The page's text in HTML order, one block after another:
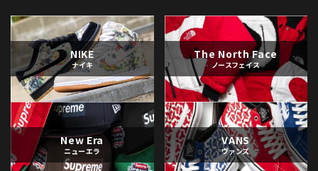
NIKE
ナイキ
The North Face
ノースフェイス
New Era
ニューエラ
VANS
ヴァンズ